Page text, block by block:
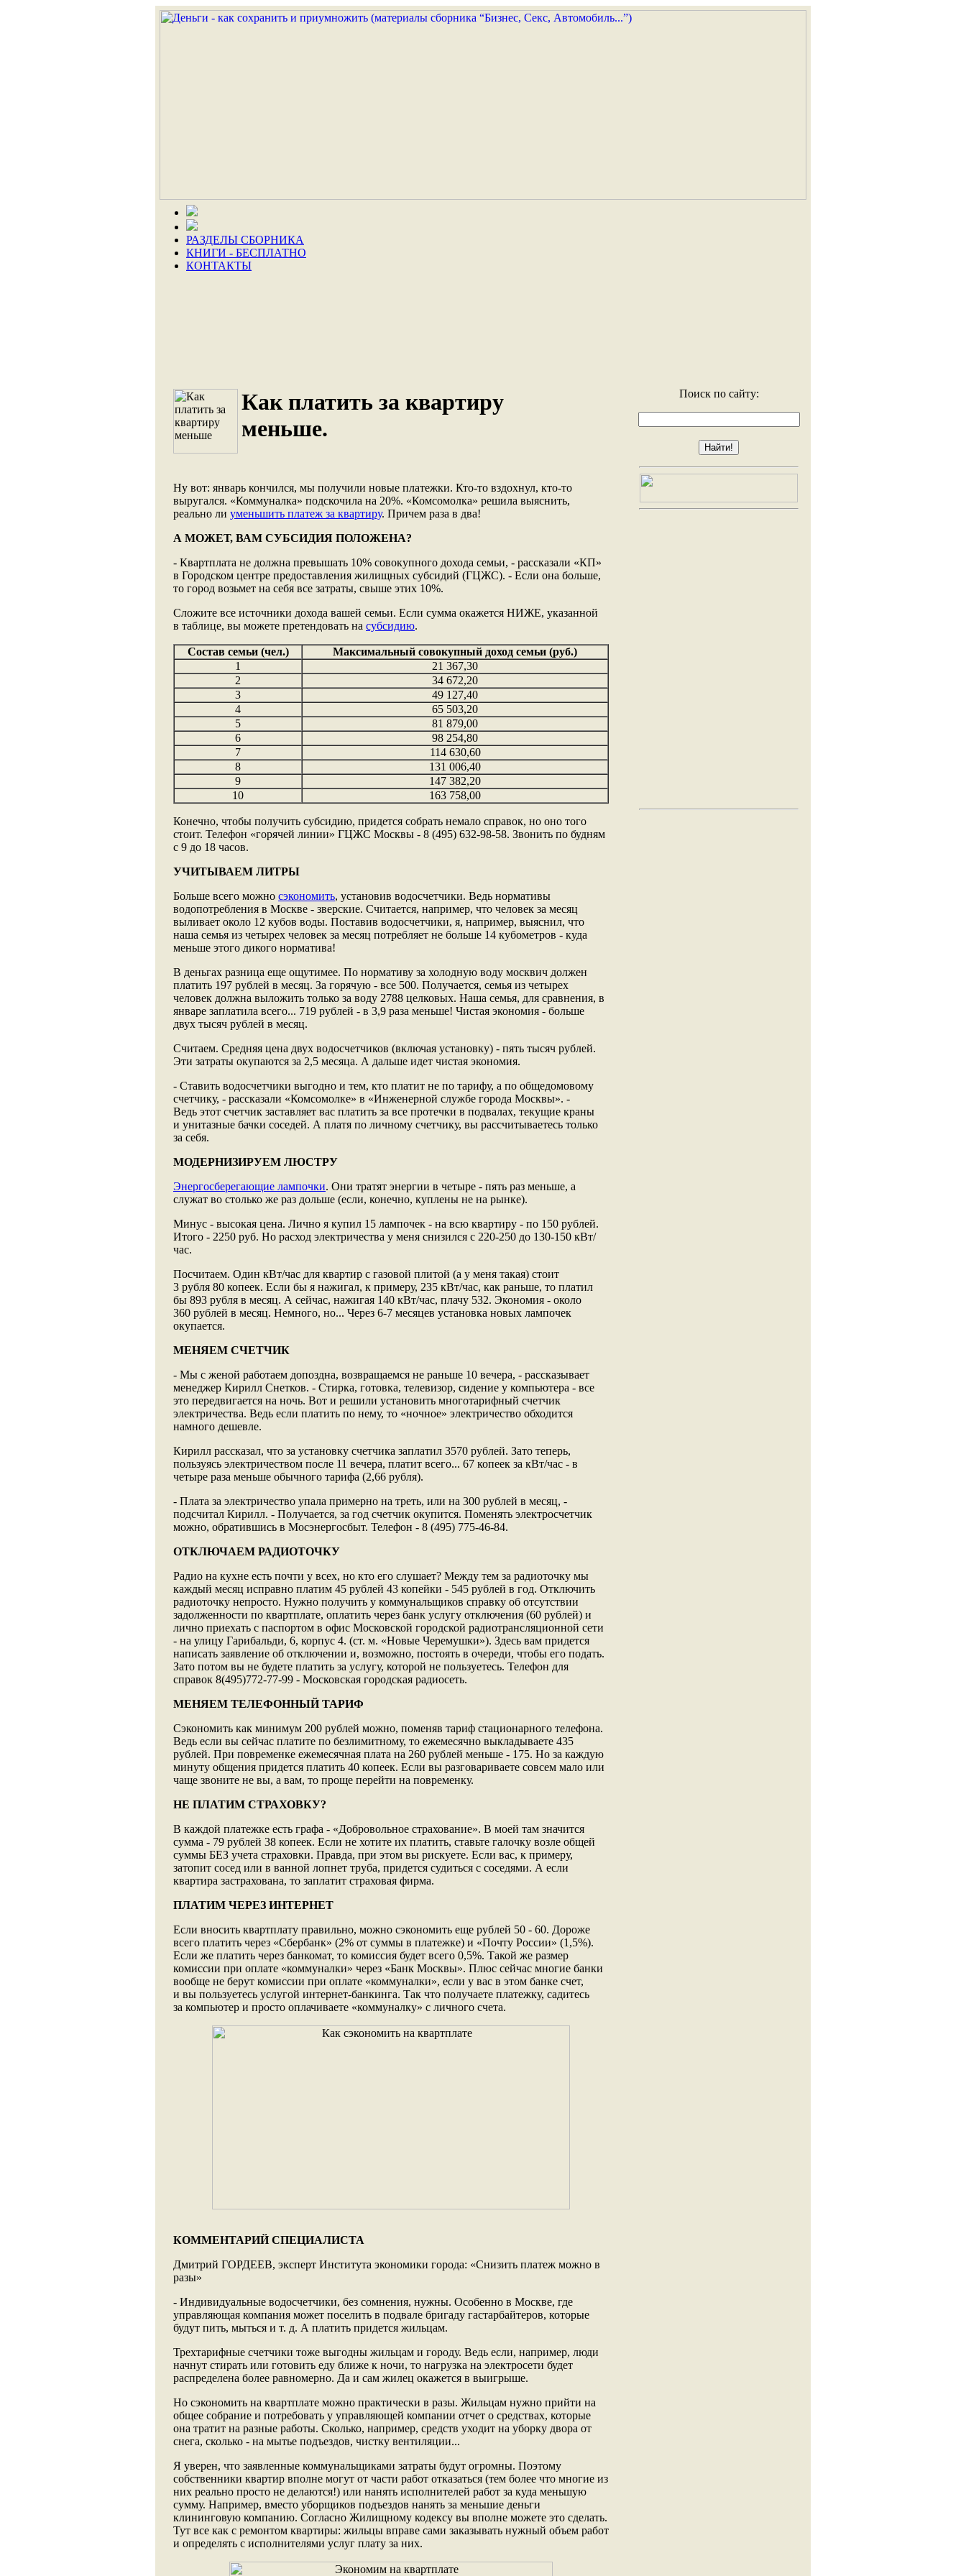
РАЗДЕЛЫ СБОРНИКА
КНИГИ - БЕСПЛАТНО
КОНТАКТЫ
Как платить за квартиру
меньше.
Ну вот: январь кончился, мы получили новые платежки. Кто-то вздохнул, кто-то
выругался. «Коммуналка» подскочила на 20%. «Комсомолка» решила выяснить,
реально ли уменьшить платеж за квартиру. Причем раза в два!
А МОЖЕТ, ВАМ СУБСИДИЯ ПОЛОЖЕНА?
- Квартплата не должна превышать 10% совокупного дохода семьи, - рассказали «КП»
в Городском центре предоставления жилищных субсидий (ГЦЖС). - Если она больше,
то город возьмет на себя все затраты, свыше этих 10%.
Сложите все источники дохода вашей семьи. Если сумма окажется НИЖЕ, указанной
в таблице, вы можете претендовать на субсидию.
Состав семьи (чел.)
Максимальный совокупный доход семьи (руб.)
1
21 367,30
2
34 672,20
3
49 127,40
4
65 503,20
5
81 879,00
6
98 254,80
7
114 630,60
8
131 006,40
9
147 382,20
10
163 758,00
Конечно, чтобы получить субсидию, придется собрать немало справок, но оно того
стоит. Телефон «горячей линии» ГЦЖС Москвы - 8 (495) 632-98-58. Звонить по будням
с 9 до 18 часов.
УЧИТЫВАЕМ ЛИТРЫ
Больше всего можно сэкономить, установив водосчетчики. Ведь нормативы
водопотребления в Москве - зверские. Считается, например, что человек за месяц
выливает около 12 кубов воды. Поставив водосчетчики, я, например, выяснил, что
наша семья из четырех человек за месяц потребляет не больше 14 кубометров - куда
меньше этого дикого норматива!
В деньгах разница еще ощутимее. По нормативу за холодную воду москвич должен
платить 197 рублей в месяц. За горячую - все 500. Получается, семья из четырех
человек должна выложить только за воду 2788 целковых. Наша семья, для сравнения, в
январе заплатила всего... 719 рублей - в 3,9 раза меньше! Чистая экономия - больше
двух тысяч рублей в месяц.
Считаем. Средняя цена двух водосчетчиков (включая установку) - пять тысяч рублей.
Эти затраты окупаются за 2,5 месяца. А дальше идет чистая экономия.
- Ставить водосчетчики выгодно и тем, кто платит не по тарифу, а по общедомовому
счетчику, - рассказали «Комсомолке» в «Инженерной службе города Москвы». -
Ведь этот счетчик заставляет вас платить за все протечки в подвалах, текущие краны
и унитазные бачки соседей. А платя по личному счетчику, вы рассчитываетесь только
за себя.
МОДЕРНИЗИРУЕМ ЛЮСТРУ
Энергосберегающие лампочки. Они тратят энергии в четыре - пять раз меньше, а
служат во столько же раз дольше (если, конечно, куплены не на рынке).
Минус - высокая цена. Лично я купил 15 лампочек - на всю квартиру - по 150 рублей.
Итого - 2250 руб. Но расход электричества у меня снизился с 220-250 до 130-150 кВт/
час.
Посчитаем. Один кВт/час для квартир с газовой плитой (а у меня такая) стоит
3 рубля 80 копеек. Если бы я нажигал, к примеру, 235 кВт/час, как раньше, то платил
бы 893 рубля в месяц. А сейчас, нажигая 140 кВт/час, плачу 532. Экономия - около
360 рублей в месяц. Немного, но... Через 6-7 месяцев установка новых лампочек
окупается.
МЕНЯЕМ СЧЕТЧИК
- Мы с женой работаем допоздна, возвращаемся не раньше 10 вечера, - рассказывает
менеджер Кирилл Снетков. - Стирка, готовка, телевизор, сидение у компьютера - все
это передвигается на ночь. Вот и решили установить многотарифный счетчик
электричества. Ведь если платить по нему, то «ночное» электричество обходится
намного дешевле.
Кирилл рассказал, что за установку счетчика заплатил 3570 рублей. Зато теперь,
пользуясь электричеством после 11 вечера, платит всего... 67 копеек за кВт/час - в
четыре раза меньше обычного тарифа (2,66 рубля).
- Плата за электричество упала примерно на треть, или на 300 рублей в месяц, -
подсчитал Кирилл. - Получается, за год счетчик окупится. Поменять электросчетчик
можно, обратившись в Мосэнергосбыт. Телефон - 8 (495) 775-46-84.
ОТКЛЮЧАЕМ РАДИОТОЧКУ
Радио на кухне есть почти у всех, но кто его слушает? Между тем за радиоточку мы
каждый месяц исправно платим 45 рублей 43 копейки - 545 рублей в год. Отключить
радиоточку непросто. Нужно получить у коммунальщиков справку об отсутствии
задолженности по квартплате, оплатить через банк услугу отключения (60 рублей) и
лично приехать с паспортом в офис Московской городской радиотрансляционной сети
- на улицу Гарибальди, 6, корпус 4. (ст. м. «Новые Черемушки»). Здесь вам придется
написать заявление об отключении и, возможно, постоять в очереди, чтобы его подать.
Зато потом вы не будете платить за услугу, которой не пользуетесь. Телефон для
справок 8(495)772-77-99 - Московская городская радиосеть.
МЕНЯЕМ ТЕЛЕФОННЫЙ ТАРИФ
Сэкономить как минимум 200 рублей можно, поменяв тариф стационарного телефона.
Ведь если вы сейчас платите по безлимитному, то ежемесячно выкладываете 435
рублей. При повременке ежемесячная плата на 260 рублей меньше - 175. Но за каждую
минуту общения придется платить 40 копеек. Если вы разговариваете совсем мало или
чаще звоните не вы, а вам, то проще перейти на повременку.
НЕ ПЛАТИМ СТРАХОВКУ?
В каждой платежке есть графа - «Добровольное страхование». В моей там значится
сумма - 79 рублей 38 копеек. Если не хотите их платить, ставьте галочку возле общей
суммы БЕЗ учета страховки. Правда, при этом вы рискуете. Если вас, к примеру,
затопит сосед или в ванной лопнет труба, придется судиться с соседями. А если
квартира застрахована, то заплатит страховая фирма.
ПЛАТИМ ЧЕРЕЗ ИНТЕРНЕТ
Если вносить квартплату правильно, можно сэкономить еще рублей 50 - 60. Дороже
всего платить через «Сбербанк» (2% от суммы в платежке) и «Почту России» (1,5%).
Если же платить через банкомат, то комиссия будет всего 0,5%. Такой же размер
комиссии при оплате «коммуналки» через «Банк Москвы». Плюс сейчас многие банки
вообще не берут комиссии при оплате «коммуналки», если у вас в этом банке счет,
и вы пользуетесь услугой интернет-банкинга. Так что получаете платежку, садитесь
за компьютер и просто оплачиваете «коммуналку» с личного счета.
КОММЕНТАРИЙ СПЕЦИАЛИСТА
Дмитрий ГОРДЕЕВ, эксперт Института экономики города: «Снизить платеж можно в
разы»
- Индивидуальные водосчетчики, без сомнения, нужны. Особенно в Москве, где
управляющая компания может поселить в подвале бригаду гастарбайтеров, которые
будут пить, мыться и т. д. А платить придется жильцам.
Трехтарифные счетчики тоже выгодны жильцам и городу. Ведь если, например, люди
начнут стирать или готовить еду ближе к ночи, то нагрузка на электросети будет
распределена более равномерно. Да и сам жилец окажется в выигрыше.
Но сэкономить на квартплате можно практически в разы. Жильцам нужно прийти на
общее собрание и потребовать у управляющей компании отчет о средствах, которые
она тратит на разные работы. Сколько, например, средств уходит на уборку двора от
снега, сколько - на мытье подъездов, чистку вентиляции...
Я уверен, что заявленные коммунальщиками затраты будут огромны. Поэтому
собственники квартир вполне могут от части работ отказаться (тем более что многие из
них реально просто не делаются!) или нанять исполнителей работ за куда меньшую
сумму. Например, вместо уборщиков подъездов нанять за меньшие деньги
клининговую компанию. Согласно Жилищному кодексу вы вполне можете это сделать.
Тут все как с ремонтом квартиры: жильцы вправе сами заказывать нужный объем работ
и определять с исполнителями услуг плату за них.
Поиск по сайту: